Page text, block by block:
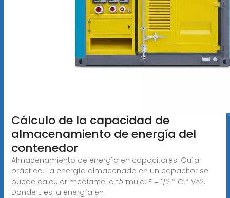
Cálculo de la capacidad de
almacenamiento de energía del
contenedor
Almacenamiento de energía en capacitores: Guía
práctica. La energía almacenada en un capacitor se
puede calcular mediante la fórmula: E = 1/2 * C * V^2.
Donde E es la energía en